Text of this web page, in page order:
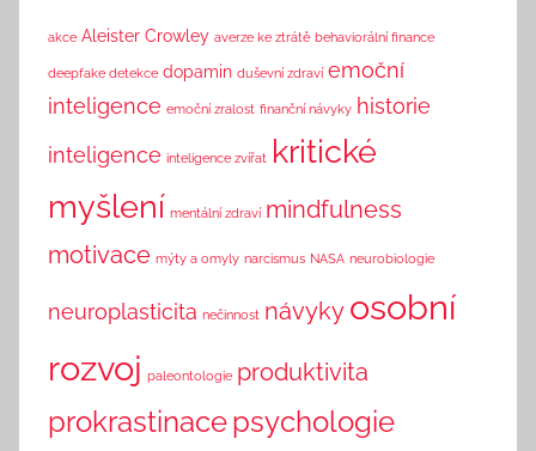
akce Aleister Crowley averze ke ztrátě behaviorální finance
deepfake detekce dopamin duševní zdraví emoční
inteligence emoční zralost finanční návyky historie
inteligence inteligence zvířat kritické
myšlení mentální zdraví mindfulness
motivace mýty a omyly narcismus NASA neurobiologie
neuroplasticita nečinnost návyky osobní
rozvoj paleontologie produktivita
prokrastinacepsychologie